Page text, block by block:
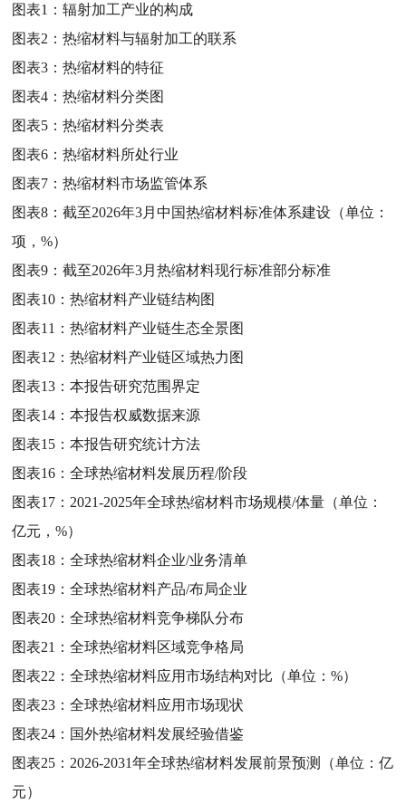
图表1：辐射加工产业的构成
图表2：热缩材料与辐射加工的联系
图表3：热缩材料的特征
图表4：热缩材料分类图
图表5：热缩材料分类表
图表6：热缩材料所处行业
图表7：热缩材料市场监管体系
图表8：截至2026年3月中国热缩材料标准体系建设（单位：
项，%）
图表9：截至2026年3月热缩材料现行标准部分标准
图表10：热缩材料产业链结构图
图表11：热缩材料产业链生态全景图
图表12：热缩材料产业链区域热力图
图表13：本报告研究范围界定
图表14：本报告权威数据来源
图表15：本报告研究统计方法
图表16：全球热缩材料发展历程/阶段
图表17： 2021-2025年全球热缩材料市场规模/体量（单位：
亿元，%）
图表18：全球热缩材料企业/业务清单
图表19：全球热缩材料产品/布局企业
图表20：全球热缩材料竞争梯队分布
图表21：全球热缩材料区域竞争格局
图表22：全球热缩材料应用市场结构对比（单位：%）
图表23：全球热缩材料应用市场现状
图表24： 国外热缩材料发展经验借鉴
图表25： 2026-2031年全球热缩材料发展前景预测（单位：亿
元）